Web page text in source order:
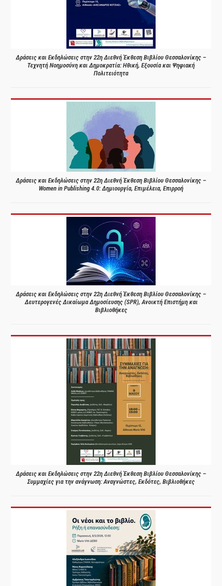
Δράσεις και Εκδηλώσεις στην 22η Διεθνή Έκθεση Βιβλίου Θεσσαλονίκης –
Τεχνητή Νοημοσύνη και Δημοκρατία: Ηθική, Εξουσία και Ψηφιακή
Πολιτειότητα
Δράσεις και Εκδηλώσεις στην 22η Διεθνή Έκθεση Βιβλίου Θεσσαλονίκης –
Women in Publishing 4.0: Δημιουργία, Επιμέλεια, Επιρροή
Δράσεις και Εκδηλώσεις στην 22η Διεθνή Έκθεση Βιβλίου Θεσσαλονίκης –
Δευτερογενές Δικαίωμα Δημοσίευσης (SPR), Ανοικτή Επιστήμη και
Βιβλιοθήκες
Δράσεις και Εκδηλώσεις στην 22η Διεθνή Έκθεση Βιβλίου Θεσσαλονίκης –
Συμμαχίες για την ανάγνωση: Αναγνώστες, Εκδότες, Βιβλιοθήκες